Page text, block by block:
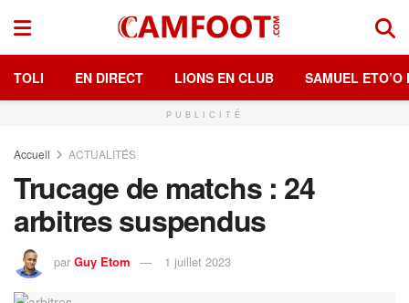
TOLI EN DIRECT LIONS EN CLUB SAMUEL ETO’O
PUBLICITÉ
Accueil ACTUALITÉS
Trucage de matchs : 24
arbitres suspendus
par Guy Etom 1 juillet 2023